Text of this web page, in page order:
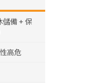
儲備 + 保
高危